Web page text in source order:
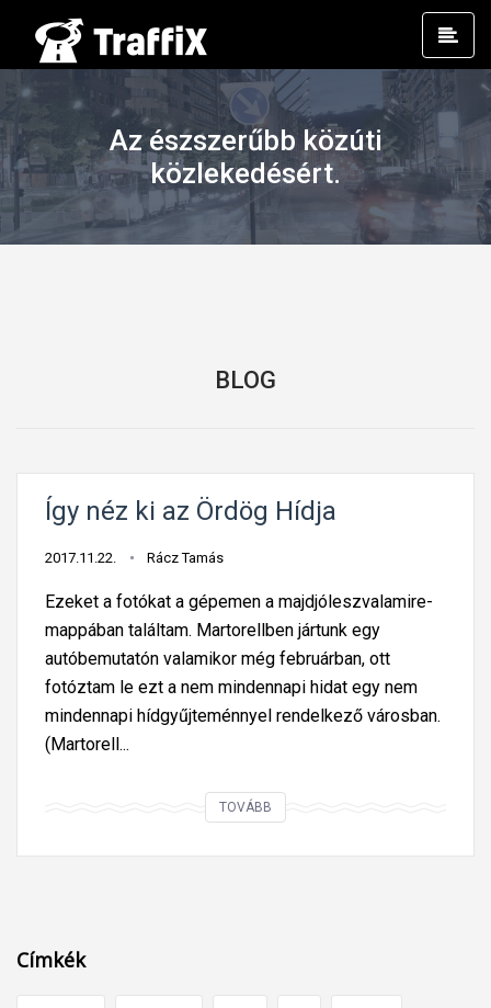
Az észszerűbb közúti
közlekedésért.
BLOG
Így néz ki az Ördög Hídja
2017.11.22. Rácz Tamás
Ezeket a fotókat a gépemen a majdjóleszvalamire-
mappában találtam. Martorellben jártunk egy
autóbemutatón valamikor még februárban, ott
fotóztam le ezt a nem mindennapi hidat egy nem
mindennapi hídgyűjteménnyel rendelkező városban.
(Martorell...
TOVÁBB
y
Címkék